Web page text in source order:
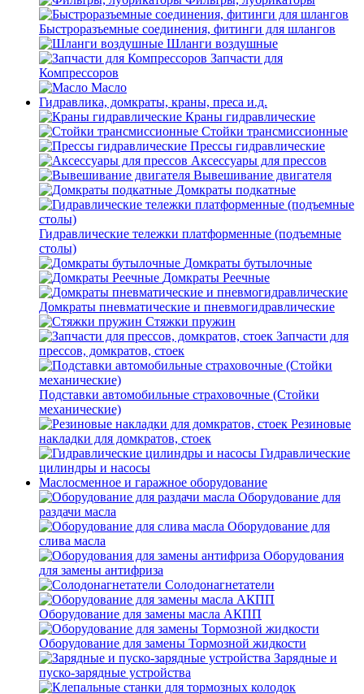
Быстроразъемные соединения, фитинги для шлангов
Шланги воздушные
Запчасти для
Компрессоров
Масло
Гидравлика, домкраты, краны, преса и.д.
Краны гидравлические
Стойки трансмиссионные
Прессы гидравлические
Аксессуары для прессов
Вывешивание двигателя
Домкраты подкатные
Гидравлические тележки платформенные (подъемные
столы)
Домкраты бутылочные
Домкраты Реечные
Домкраты пневматические и пневмогидравлические
Стяжки пружин
Запчасти для
прессов, домкратов, стоек
Подставки автомобильные страховочные (Стойки
механические)
Резиновые
накладки для домкратов, стоек
Гидравлические
цилиндры и насосы
Маслосменное и гаражное оборудование
Оборудование для
раздачи масла
Оборудование для
слива масла
Оборудования
для замены антифриза
Солодонагнетатели
Оборудование для замены масла АКПП
Оборудование для замены Тормозной жидкости
Зарядные и
пуско-зарядные устройства